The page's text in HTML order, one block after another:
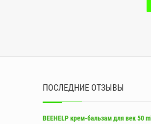
ПОСЛЕДНИЕ ОТЗЫВЫ
BEEHELP крем-бальзам для век 50 ml